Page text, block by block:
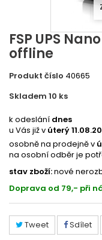
FSP UPS
offline
Produkt číslo 40665
Skladem 10 ks
k odeslání dnes
u Vás již v úterý
osobně na prodejně v
na osobní odběr je
stav zboží:nové
Doprava od 79,- při
Tweet Sdílet